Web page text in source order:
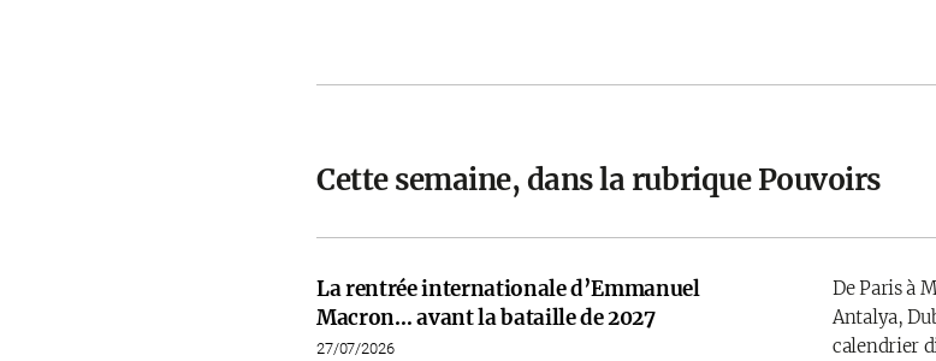
Cette semaine, dans la rubrique Pouvoirs
La rentrée internationale d’Emmanuel
Macron… avant la bataille de 2027
27/07/2026
De Paris à
Antalya,
calendrier